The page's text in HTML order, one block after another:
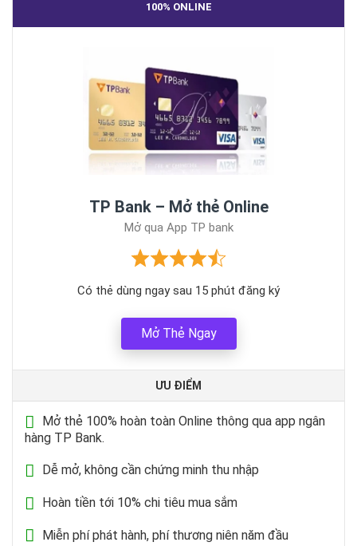
100% ONLINE
TP Bank – Mở thẻ Online
Mở qua App TP bank
Có thẻ dùng ngay sau 15 phút đăng ký
Mở Thẻ Ngay
ƯU ĐIỂM
Mở thẻ 100% hoàn toàn Online thông qua app ngân
hàng TP Bank.
Dễ mở, không cần chứng minh thu nhập
Hoàn tiền tới 10% chi tiêu mua sắm
Miễn phí phát hành, phí thương niên năm đầu